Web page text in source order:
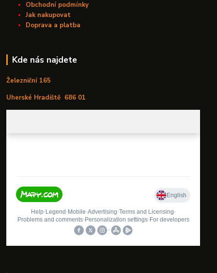
Obchodní podmínky
Jak nakupovat
Doprava a platba
Kde nás najdete
Železniční 165
Uherské Hradiště 686 01